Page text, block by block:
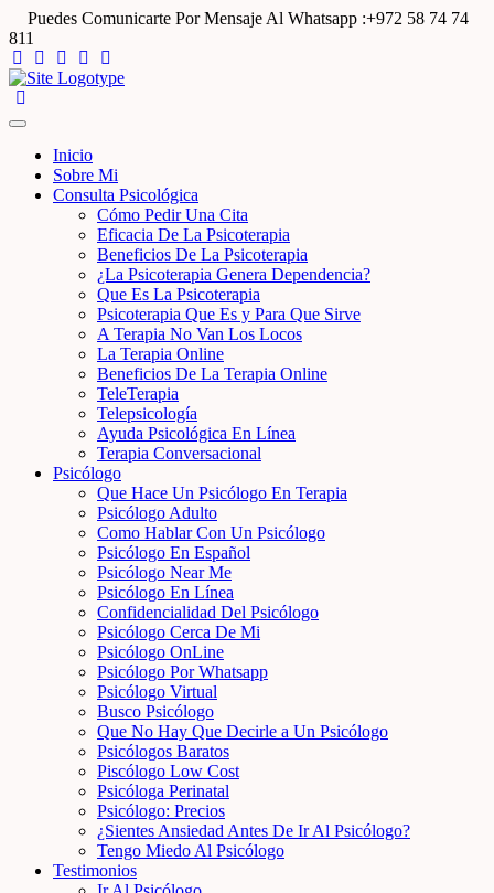
Puedes Comunicarte Por Mensaje Al Whatsapp :+972 58 74 74
811
Inicio
Sobre Mi
Consulta Psicológica
Cómo Pedir Una Cita
Eficacia De La Psicoterapia
Beneficios De La Psicoterapia
¿La Psicoterapia Genera Dependencia?
Que Es La Psicoterapia
Psicoterapia Que Es y Para Que Sirve
A Terapia No Van Los Locos
La Terapia Online
Beneficios De La Terapia Online
TeleTerapia
Telepsicología
Ayuda Psicológica En Línea
Terapia Conversacional
Psicólogo
Que Hace Un Psicólogo En Terapia
Psicólogo Adulto
Como Hablar Con Un Psicólogo
Psicólogo En Español
Psicólogo Near Me
Psicólogo En Línea
Confidencialidad Del Psicólogo
Psicólogo Cerca De Mi
Psicólogo OnLine
Psicólogo Por Whatsapp
Psicólogo Virtual
Busco Psicólogo
Que No Hay Que Decirle a Un Psicólogo
Psicólogos Baratos
Piscólogo Low Cost
Psicóloga Perinatal
Psicólogo: Precios
¿Sientes Ansiedad Antes De Ir Al Psicólogo?
Tengo Miedo Al Psicólogo
Testimonios